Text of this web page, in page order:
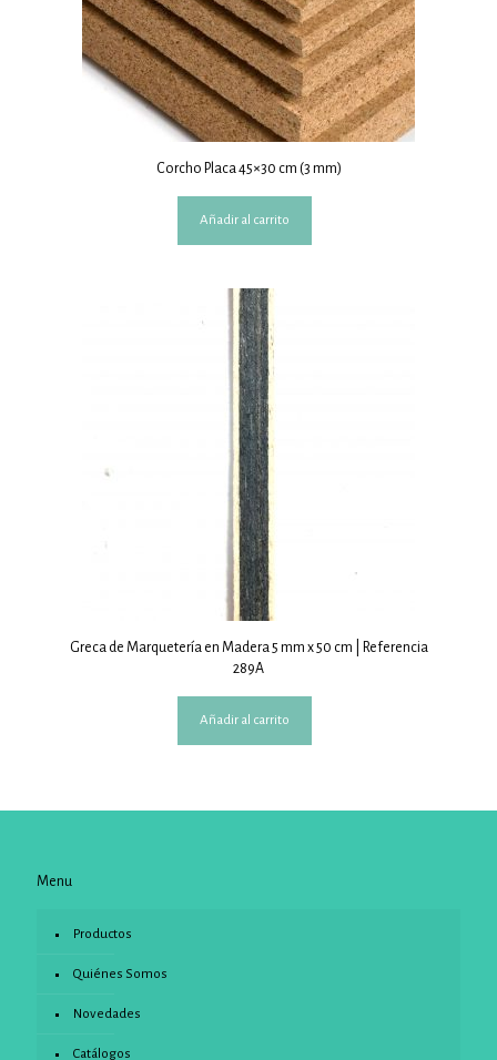
Corcho Placa 45×30 cm (3 mm)
Añadir al carrito
Greca de Marquetería en Madera 5 mm x 50 cm | Referencia
289A
Añadir al carrito
Menu
Productos
Quiénes Somos
Novedades
Catálogos